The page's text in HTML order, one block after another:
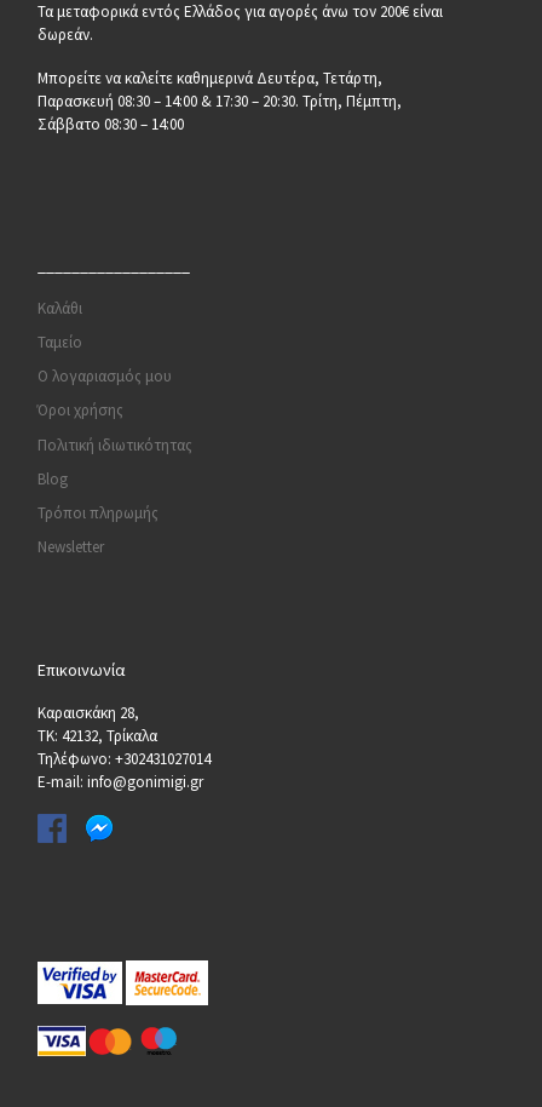
Τα μεταφορικά εντός Ελλάδος για αγορές άνω τον 200€ είναι
δωρεάν.
Μπορείτε να καλείτε καθημερινά Δευτέρα, Τετάρτη,
Παρασκευή 08:30 – 14:00 & 17:30 – 20:30. Τρίτη, Πέμπτη,
Σάββατο 08:30 – 14:00
Καλάθι
Ταμείο
Ο λογαριασμός μου
Όροι χρήσης
Πολιτική ιδιωτικότητας
Blog
Τρόποι πληρωμής
Newsletter
Επικοινωνία
Καραισκάκη 28,
ΤΚ: 42132, Τρίκαλα
Τηλέφωνο: +302431027014
E-mail: info@gonimigi.gr